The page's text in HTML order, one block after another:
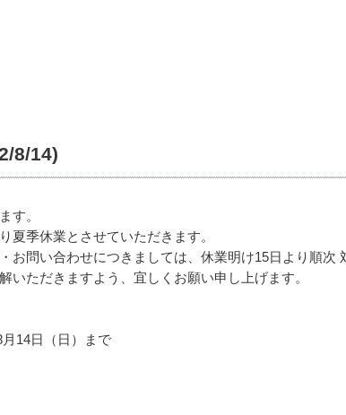
8/14)
す。
夏季休業とさせていただきます。
お問い合わせにつきましては、休業明け15日より順次
いただきますよう、宜しくお願い申し上げます。
14日（日）まで